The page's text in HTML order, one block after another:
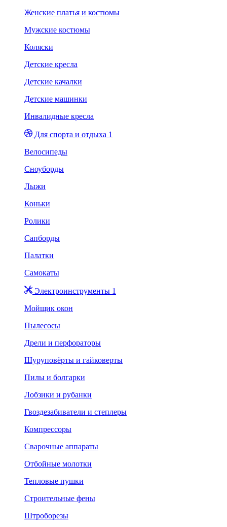
Женские платья и костюмы
Мужские костюмы
Коляски
Детские кресла
Детские качалки
Детские машинки
Инвалидные кресла
Для спорта и отдыха 1
Велосипеды
Сноуборды
Лыжи
Коньки
Ролики
Сапборды
Палатки
Самокаты
Электроинструменты 1
Мойщик окон
Пылесосы
Дрели и перфораторы
Шуруповёрты и гайковерты
Пилы и болгарки
Лобзики и рубанки
Гвоздезабиватели и степлеры
Компрессоры
Сварочные аппараты
Отбойные молотки
Тепловые пушки
Строительные фены
Штроборезы